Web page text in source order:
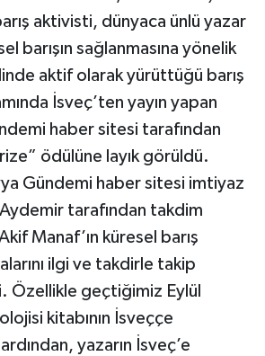
aktivisti, dünyaca ünlü yazar
barışın sağlanmasına yönelik
aktif olarak yürüttüğü barış
İsveç’ten yayın yapan
haber sitesi tarafından
ödülüne layık görüldü.
Gündemi haber sitesi imtiyaz
tarafından takdim
Manaf’ın küresel barış
ilgi ve takdirle takip
geçtiğimiz Eylül
kitabının İsveççe
ardından, yazarın İsveç’e